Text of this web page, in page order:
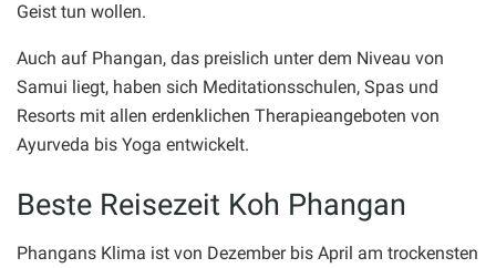
Geist tun wollen.
Auch auf Phangan, das preislich unter dem Niveau von
Samui liegt, haben sich Meditationsschulen, Spas und
Resorts mit allen erdenklichen Therapieangeboten von
Ayurveda bis Yoga entwickelt.
Beste Reisezeit Koh Phangan
Phangans Klima ist von Dezember bis April am trockensten